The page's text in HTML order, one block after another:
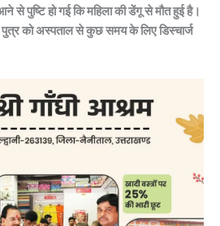
आने से पुष्टि हो गई कि महिला की डेंगू से मौत हुई है।
को अस्पताल से कुछ समय के लिए डिस्चार्ज